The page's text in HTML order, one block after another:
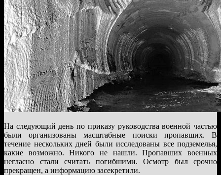
На следующий день по приказу руководства военной частью
были организованы масштабные поиски пропавших. В
течение нескольких дней были исследованы все подземелья,
какие возможно. Никого не нашли. Пропавших военных
негласно стали считать погибшими. Осмотр был срочно
прекращен, а информацию засекретили.